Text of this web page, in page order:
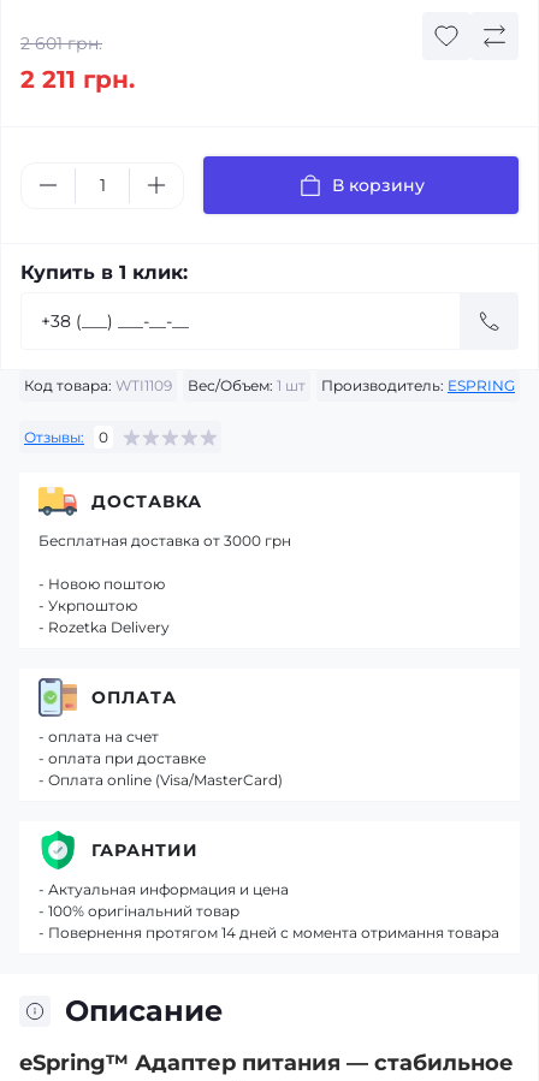
Код товара: WTI1109 Вес/Объем: 1 шт Производитель: ESPRING
Отзывы: 0
2 601 грн.
2 211 грн.
В корзину
Купить в 1 клик:
Описание
eSpring™ Адаптер питания — стабильное
ДОСТАВКА
Бесплатная доставка от 3000 грн
- Новою поштою
- Укрпоштою
- Rozetka Delivery
ОПЛАТА
- оплата на счет
- оплата при доставке
- Оплата online (Visa/MasterCard)
ГАРАНТИИ
- Актуальная информация и цена
- 100% оригінальний товар
- Повернення протягом 14 дней с момента отримання товара